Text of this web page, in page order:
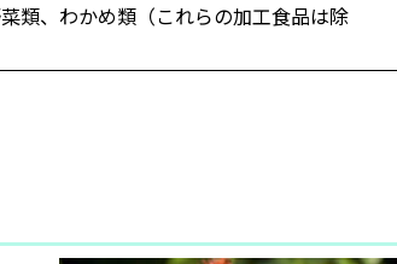
類、わかめ類（これらの加工食品は除